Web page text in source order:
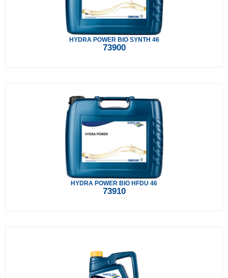
HYDRA POWER BIO SYNTH 46
73900
HYDRA POWER BIO HFDU 46
73910